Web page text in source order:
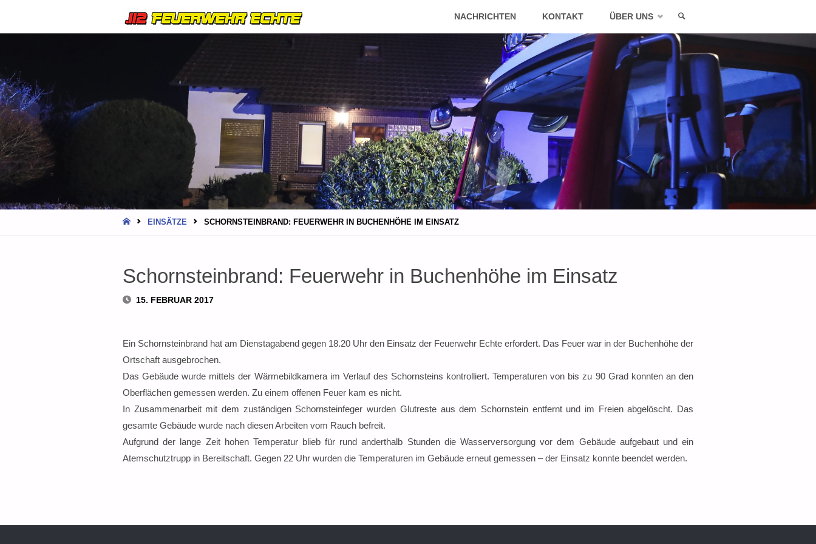
Skip
content
NACHRICHTEN KONTAKT ÜBER UNS
SEARCH
HOMEEINSÄTZE SCHORNSTEINBRAND: FEUERWEHR IN BUCHENHÖHE IM EINSATZ
Schornsteinbrand: Feuerwehr in Buchenhöhe im Einsatz
15. FEBRUAR 2017
Ein Schornsteinbrand hat am Dienstagabend gegen 18.20 Uhr den Einsatz der Feuerwehr Echte erfordert. Das Feuer war in der Buchenhöhe der
Ortschaft ausgebrochen.
Das Gebäude wurde mittels der Wärmebildkamera im Verlauf des Schornsteins kontrolliert. Temperaturen von bis zu 90 Grad konnten an den
Oberflächen gemessen werden. Zu einem offenen Feuer kam es nicht.
In Zusammenarbeit mit dem zuständigen Schornsteinfeger wurden Glutreste aus dem Schornstein entfernt und im Freien abgelöscht. Das
gesamte Gebäude wurde nach diesen Arbeiten vom Rauch befreit.
Aufgrund der lange Zeit hohen Temperatur blieb für rund anderthalb Stunden die Wasserversorgung vor dem Gebäude aufgebaut und ein
Atemschutztrupp in Bereitschaft. Gegen 22 Uhr wurden die Temperaturen im Gebäude erneut gemessen – der Einsatz konnte beendet werden.